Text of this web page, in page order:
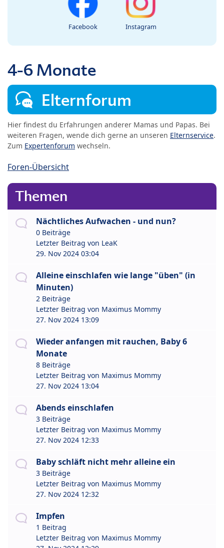
Facebook Instagram
4-6 Monate
Elternforum
Hier findest du Erfahrungen anderer Mamas und Papas. Bei
weiteren Fragen, wende dich gerne an unseren Elternservice.
Zum Expertenforum wechseln.
Foren-Übersicht
Themen
Nächtliches Aufwachen - und nun?
0 Beiträge
Letzter Beitrag von LeaK
29. Nov 2024 03:04
Alleine einschlafen wie lange "üben" (in
Minuten)
2 Beiträge
Letzter Beitrag von Maximus Mommy
27. Nov 2024 13:09
Wieder anfangen mit rauchen, Baby 6
Monate
8 Beiträge
Letzter Beitrag von Maximus Mommy
27. Nov 2024 13:04
Abends einschlafen
3 Beiträge
Letzter Beitrag von Maximus Mommy
27. Nov 2024 12:33
Baby schläft nicht mehr alleine ein
3 Beiträge
Letzter Beitrag von Maximus Mommy
27. Nov 2024 12:32
Impfen
1 Beitrag
Letzter Beitrag von Maximus Mommy